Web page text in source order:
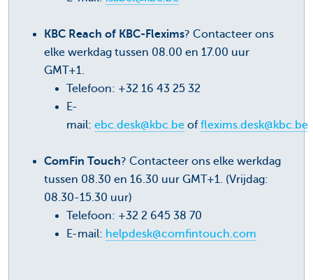
KBC Reach of KBC-Flexims? Contacteer ons
elke werkdag tussen 08.00 en 17.00 uur
GMT+1.
Telefoon: +32 16 43 25 32
E-
mail: ebc.desk@kbc.be offlexims.desk@kbc.be
ComFin Touch? Contacteer ons elke werkdag
tussen 08.30 en 16.30 uur GMT+1. (Vrijdag:
08.30-15.30 uur)
Telefoon: +32 2 645 38 70
E-mail: helpdesk@comfintouch.com